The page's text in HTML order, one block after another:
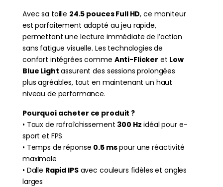
Avec sa taille 24.5 pouces Full HD, ce moniteur
est parfaitement adapté au jeu rapide,
permettant une lecture immédiate de l’action
sans fatigue visuelle. Les technologies de
confort intégrées comme Anti-Flicker et Low
Blue Light assurent des sessions prolongées
plus agréables, tout en maintenant un haut
niveau de performance.
Pourquoi acheter ce produit ?
• Taux de rafraîchissement 300 Hz idéal pour e-
sport et FPS
• Temps de réponse 0.5 mspour une réactivité
maximale
• Dalle Rapid IPSavec couleurs fidèles et angles
larges